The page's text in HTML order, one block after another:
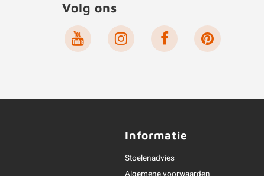
Volg ons
Informatie
Stoelenadvies